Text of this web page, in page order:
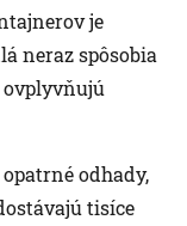
je
neraz spôsobia
ovplyvňujú
odhady,
tisíce